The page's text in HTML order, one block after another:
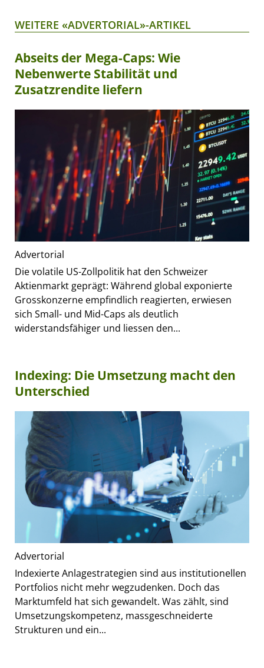
WEITERE «ADVERTORIAL»-ARTIKEL
Abseits der Mega-Caps: Wie
Nebenwerte Stabilität und
Zusatzrendite liefern
Advertorial
Die volatile US-Zollpolitik hat den Schweizer
Aktienmarkt geprägt: Während global exponierte
Grosskonzerne empfindlich reagierten, erwiesen
sich Small- und Mid-Caps als deutlich
widerstandsfähiger und liessen den...
Indexing: Die Umsetzung macht den
Unterschied
Advertorial
Indexierte Anlagestrategien sind aus institutionellen
Portfolios nicht mehr wegzudenken. Doch das
Marktumfeld hat sich gewandelt. Was zählt, sind
Umsetzungskompetenz, massgeschneiderte
Strukturen und ein...